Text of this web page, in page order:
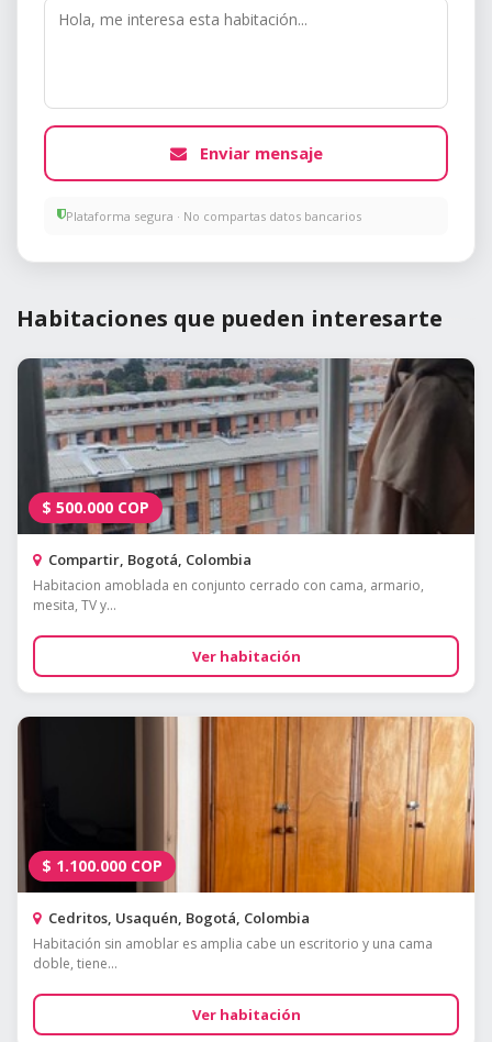
Enviar mensaje
Plataforma segura · No compartas datos bancarios
Habitaciones que pueden interesarte
$ 500.000 COP
Compartir, Bogotá, Colombia
Habitacion amoblada en conjunto cerrado con cama, armario,
mesita, TV y...
Ver habitación
$ 1.100.000 COP
Cedritos, Usaquén, Bogotá, Colombia
Habitación sin amoblar es amplia cabe un escritorio y una cama
doble, tiene...
Ver habitación